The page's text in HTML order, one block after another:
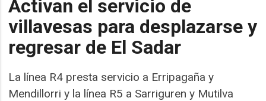
Activan el servicio de
villavesas para desplazarse y
regresar de El Sadar
La línea R4 presta servicio a Erripagaña y
Mendillorri y la línea R5 a Sarriguren y Mutilva